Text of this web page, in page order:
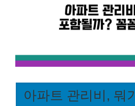
아파트 관리비, 뭐